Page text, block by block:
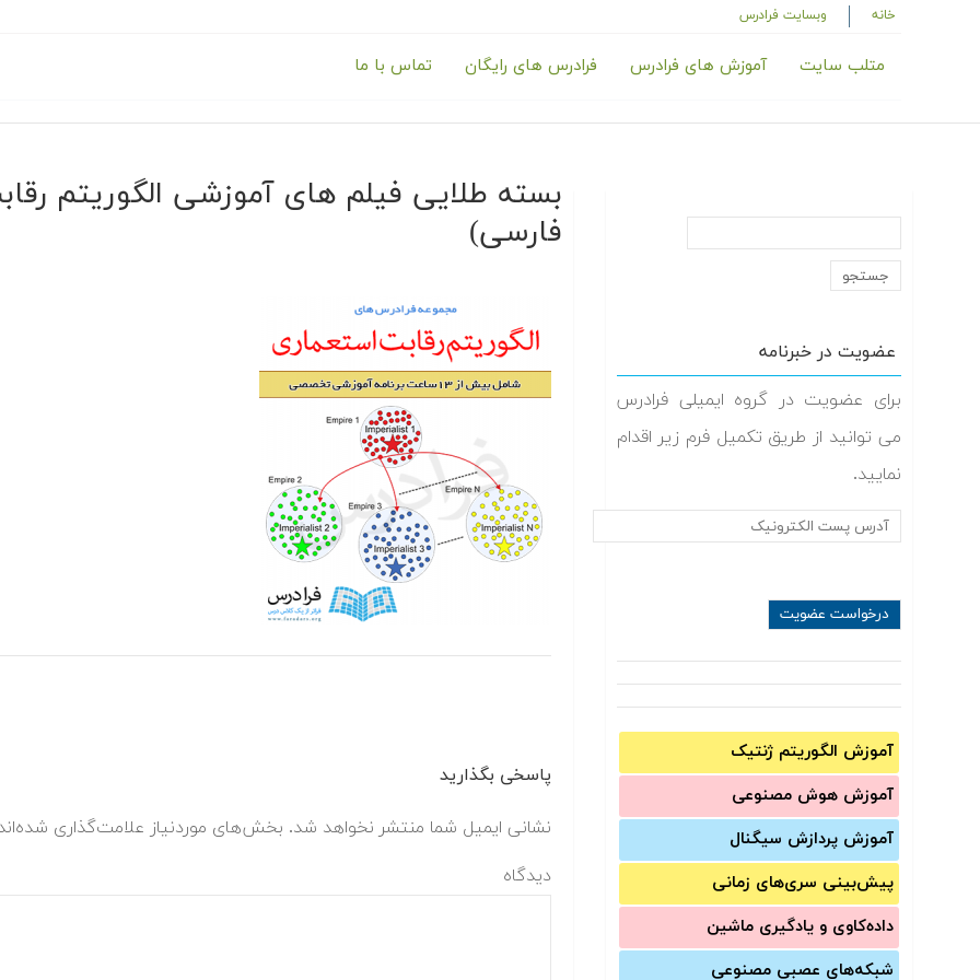
خانه وبسایت فرادرس
متلب سایت آموزش های فرادرس فرادرس های رایگان تماس با ما
عضویت در خبرنامه
برای عضویت در گروه ایمیلی فرادرس
می توانید از طریق تکمیل فرم زیر اقدام
نمایید.
آموزش الگوریتم ژنتیک
آموزش‌ هوش مصنوعی
آموزش‌ پردازش سیگنال
پیش‌‌بینی سری‌‌های زمانی
داده‌کاوی و یادگیری ماشین
شبکه‌های عصبی مصنوعی
بسته طلایی فیلم های آموزشی الگوریتم
فارسی)
پاسخی بگذارید
نشانی ایمیل شما منتشر نخواهد شد. بخش‌های موردنیاز علامت‌گذاری
دیدگاه